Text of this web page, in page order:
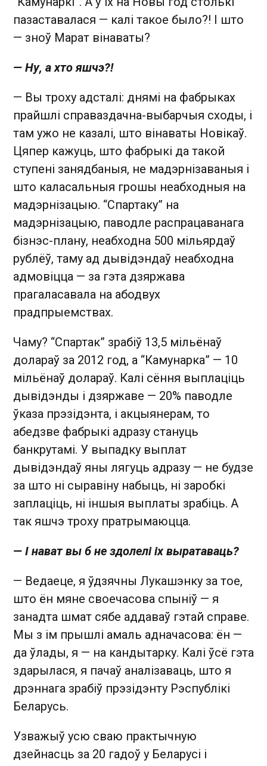
пазаставалася — калі такое было?! І што
— зноў Марат вінаваты?
— Ну, а хто яшчэ?!
— Вы троху адсталі: днямі на фабрыках
прайшлі справаздачна-выбарчыя сходы, і
там ужо не казалі, што вінаваты Новікаў.
Цяпер кажуць, што фабрыкі да такой
ступені занядбаныя, не мадэрнізаваныя і
што каласальныя грошы неабходныя на
мадэрнізацыю. “Спартаку” на
мадэрнізацыю, паводле распрацаванага
бізнэс-плану, неабходна 500 мільярдаў
рублёў, таму ад дывідэндаў неабходна
адмовіцца — за гэта дзяржава
прагаласавала на абодвух
прадпрыемствах.
Чаму? “Спартак” зрабіў 13,5 мільёнаў
долараў за 2012 год, а “Камунарка” — 10
мільёнаў долараў. Калі сёння выплаціць
дывідэнды і дзяржаве — 20% паводле
ўказа прэзідэнта, і акцыянерам, то
абедзве фабрыкі адразу стануць
банкрутамі. У выпадку выплат
дывідэндаў яны лягуць адразу — не будзе
за што ні сыравіну набыць, ні заробкі
заплаціць, ні іншыя выплаты зрабіць. А
так яшчэ троху пратрымаюцца.
— І нават вы б не здолелі іх выратаваць?
— Ведаеце, я ўдзячны Лукашэнку за тое,
што ён мяне своечасова спыніў — я
занадта шмат сябе аддаваў гэтай справе.
Мы з ім прышлі амаль адначасова: ён —
да ўлады, я — на кандытарку. Калі ўсё гэта
здарылася, я пачаў аналізаваць, што я
дрэннага зрабіў прэзідэнту Рэспублікі
Беларусь.
Узважыў усю сваю практычную
дзейнасць за 20 гадоў у Беларусі і